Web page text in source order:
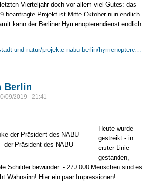
Vierteljahr doch vor allem viel Gutes: das
beantragte Projekt ist Mitte Oktober nun endlich
kann der Berliner Hymenopterendienst endlich
und-natur/projekte-nabu-berlin/hymenoptere…
Berlin
09/2019 - 21:41
der Präsident des NABU
Heute wurde
gestreikt - in
erster Linie
gestanden,
Schilder bewundert - 270.000 Menschen sind es
Wahnsinn! Hier ein paar Impressionen!